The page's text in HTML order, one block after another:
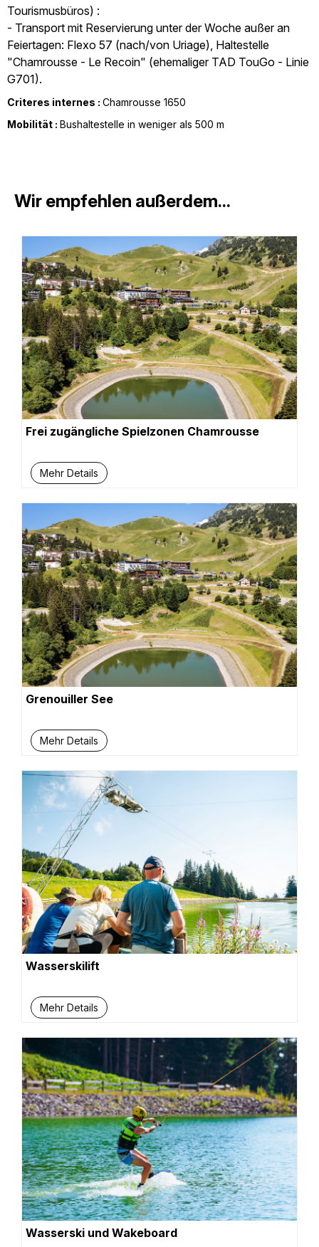
Tourismusbüros) :
- Transport mit Reservierung unter der Woche außer an
Feiertagen: Flexo 57 (nach/von Uriage), Haltestelle
"Chamrousse - Le Recoin" (ehemaliger TAD TouGo - Linie
G701).
Criteres internes : Chamrousse 1650
Mobilität : Bushaltestelle in weniger als 500 m
Wir empfehlen außerdem...
Frei zugängliche Spielzonen Chamrousse
Mehr Details
Grenouiller See
Mehr Details
Wasserskilift
Mehr Details
Wasserski und Wakeboard